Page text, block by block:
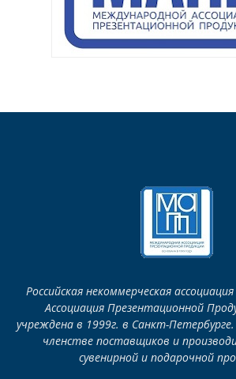
Российская некоммерческая
Ассоциация Презентационной
учреждена в 1999г. в Санкт-
членстве поставщиков и
сувенирной и подарочной